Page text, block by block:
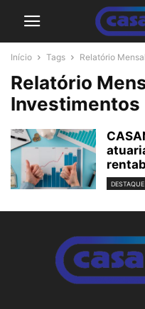
Início Tags Relatório
Relatório
Investimentos
DESTAQUE